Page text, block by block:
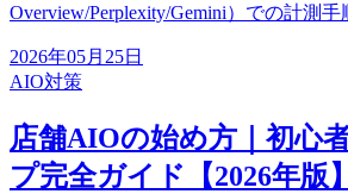
Overview/Perplexity/Gemini）での計測手
2026年05月25日
AIO対策
店舗AIOの始め方｜初心
プ完全ガイド【2026年版】